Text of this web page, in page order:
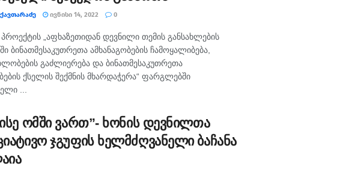
ᲘᲕᲜᲘᲡᲘ 14, 2022 0
პროექტის „აფხაზეთიდან დევნილი თემის განსახლების
ბინათმესაკუთრეთა ამხანაგობების ჩამოყალიბება,
გაძლიერება და ბინათმესაკუთრეთა
ქსელის შექმნის მხარდაჭერა“ ფარგლებში
...
ისე ომში ვართ”- ხონის დევნილთა
ჯგუფის ხელმძღვანელი ბაჩანა